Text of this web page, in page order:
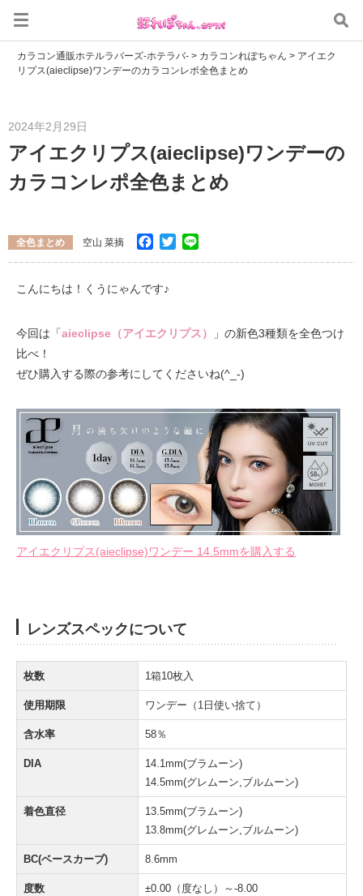
カラコン通販ホテルラバーズ-ホテラバ- > カラコンれぽちゃん > アイエク
リプス(aieclipse)ワンデーのカラコンレポ全色まとめ
2024年2月29日
アイエクリプス(aieclipse)ワンデーの
カラコンレポ全色まとめ
全色まとめ 空山 菜摘 Facebook
Twitter
こんにちは！くうにゃんです♪
今回は「aieclipse（アイエクリプス）
」の新色3種類を全色つけ
比べ！
ぜひ購入する際の参考にしてくださいね(^_-)
アイエクリプス(aieclipse)ワンデー 14.5mmを購入する
レンズスペックについて
枚数 1箱10枚入
使用期限 ワンデー（1日使い捨て）
含水率 58％
DIA
14.1mm(ブラムーン)
14.5mm(グレムーン,ブルムーン)
着色直径
13.5mm(ブラムーン)
13.8mm(グレムーン,ブルムーン)
BC(ベースカーブ) 8.6mm
度数 ±0.00（度なし）～-8.00